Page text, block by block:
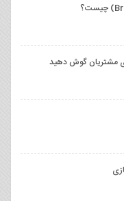
مشتریان گوش دهید